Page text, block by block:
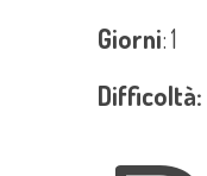
Giorni: 1
Difficoltà: